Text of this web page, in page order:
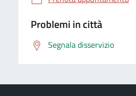
Problemi in città
Segnala disservizio